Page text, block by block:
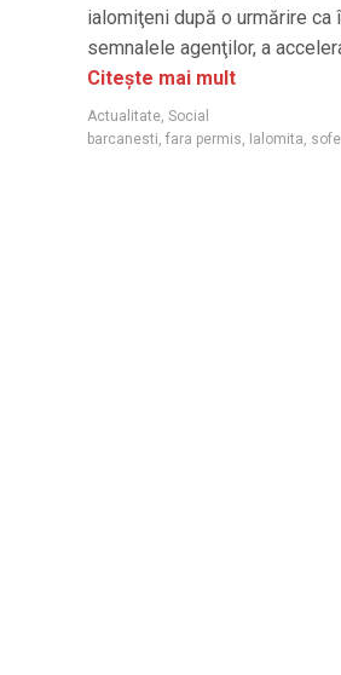
ialomiţeni după o urmărire ca
semnalele agenţilor, a
Citește mai mult
Actualitate Social
barcanesti fara permis Ialomita